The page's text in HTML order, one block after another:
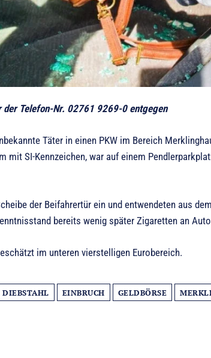
Telefon-Nr. 02761 9269-0 entgegen
Täter in einen PKW im Bereich
mit SI-Kennzeichen, war auf einem
der Beifahrertür ein und entwendeten aus
bereits wenig später Zigaretten an
im unteren vierstelligen Eurobereich.
DIEBSTAHL EINBRUCH GELDBÖRSE